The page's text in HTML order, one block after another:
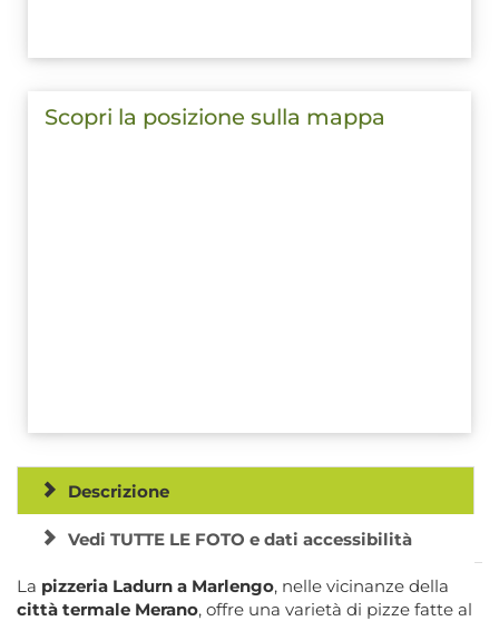
Scopri la posizione sulla mappa
Descrizione
Vedi TUTTE LE FOTO e dati accessibilità
La pizzeria Ladurn a Marlengo, nelle vicinanze della
città termale Merano, offre una varietà di pizze fatte al